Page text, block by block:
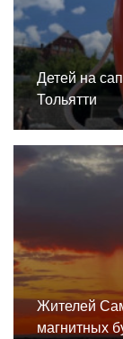
Детей на
Тольятти
Жителей
магнитных